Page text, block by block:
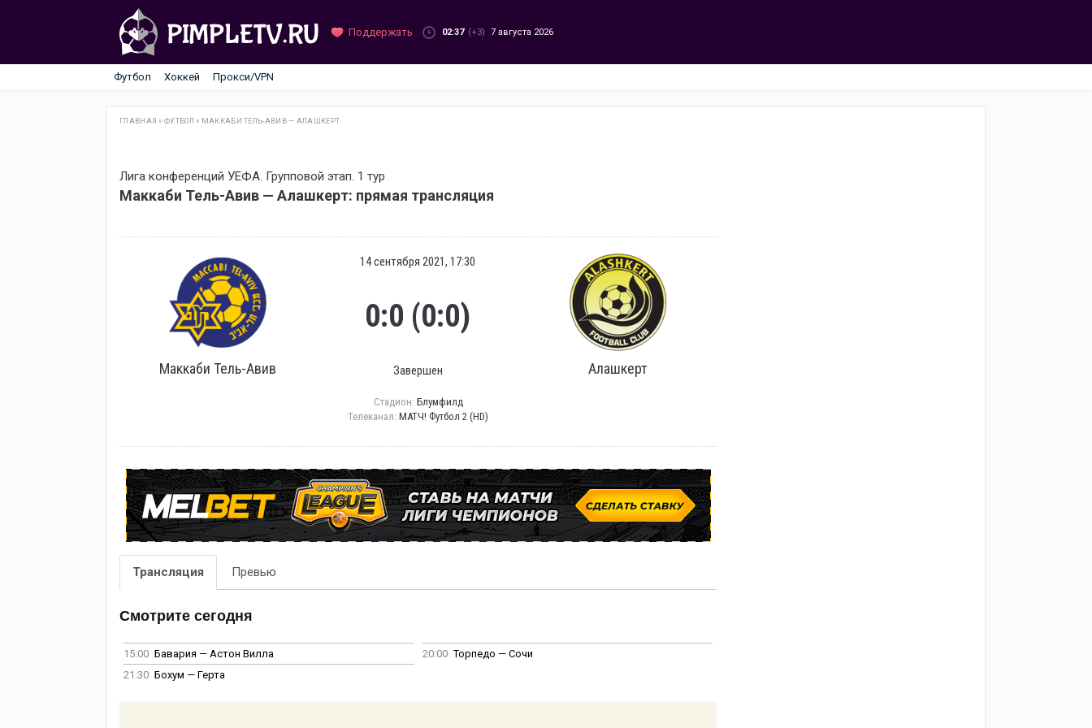
Поддержать 02:37 (+3) 7 августа 2026
Футбол Хоккей Прокси/VPN
ГЛАВНАЯ »ФУТБОЛ » МАККАБИ ТЕЛЬ-АВИВ — АЛАШКЕРТ
Лига конференций УЕФА. Групповой этап. 1 тур
Маккаби Тель-Авив — Алашкерт: прямая трансляция
Маккаби Тель-Авив
14 сентября 2021, 17:30
0:0 (0:0)
Завершен Алашкерт
Стадион: Блумфилд
Телеканал: МАТЧ! Футбол 2 (HD)
Трансляция Превью
Смотрите сегодня
15:00 Бавария — Астон Вилла 20:00 Торпедо — Сочи
21:30 Бохум — Герта